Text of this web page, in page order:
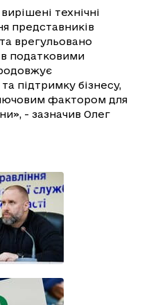
технічні
представників
врегульовано
податковими
підтримку бізнесу,
фактором для
- зазначив Олег